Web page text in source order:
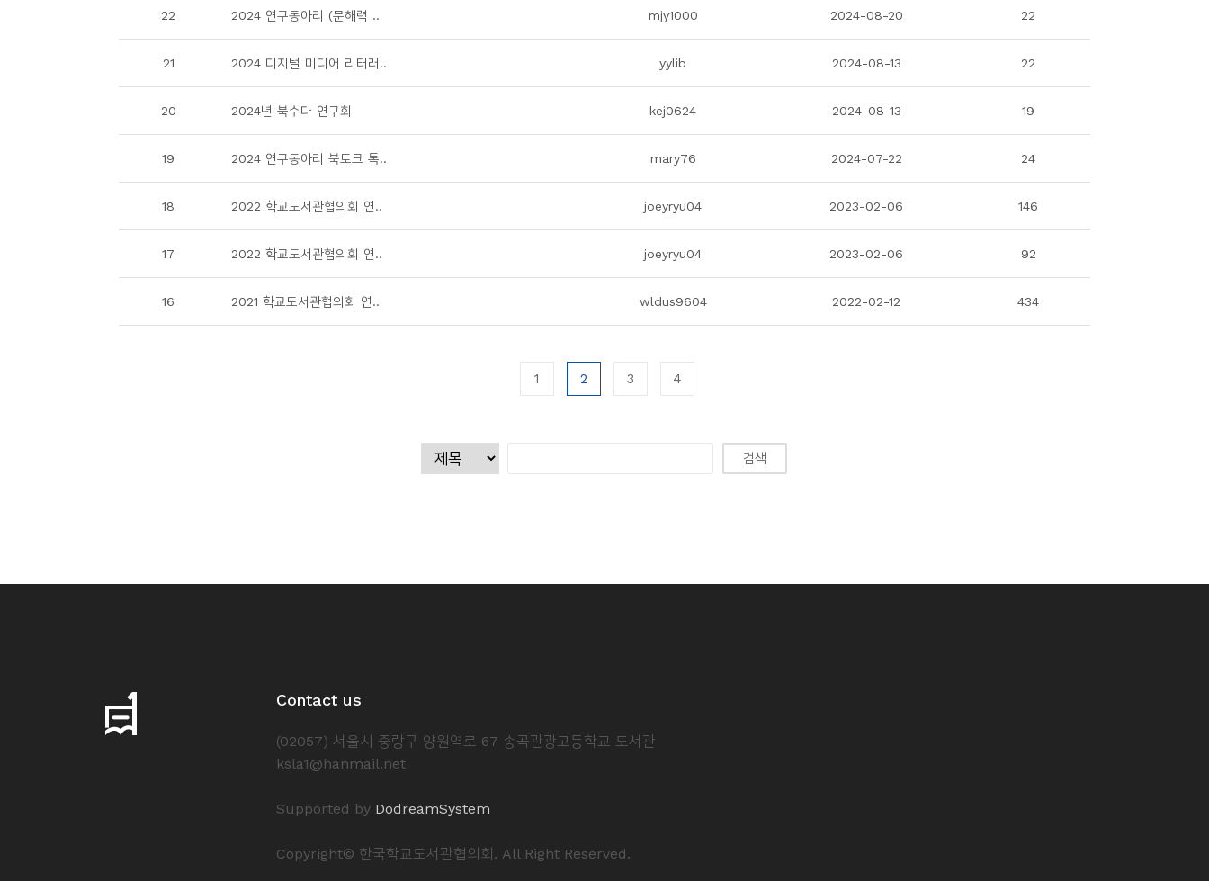
22 2024 연구동아리 (문해력 .. mjy1000 2024-08-20 22
21 2024 디지털 미디어 리터러.. yylib 2024-08-13 22
20 2024년 북수다 연구회 kej0624 2024-08-13 19
19 2024 연구동아리 북토크 톡.. mary76 2024-07-22 24
18 2022 학교도서관협의회 연.. joeyryu04 2023-02-06 146
17 2022 학교도서관협의회 연.. joeyryu04 2023-02-06 92
16 2021 학교도서관협의회 연.. wldus9604 2022-02-12 434
1 2 3 4
Contact us
(02057) 서울시 중랑구 양원역로 67 송곡관광고등학교 도서관
ksla1@hanmail.net
Supported by DodreamSystem
Copyright© 한국학교도서관협의회. All Right Reserved.